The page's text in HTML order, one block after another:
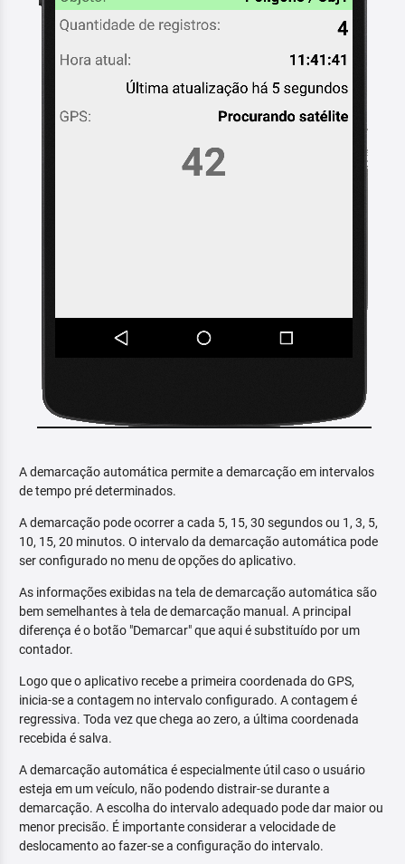
A demarcação automática permite a demarcação em intervalos
de tempo pré determinados.
A demarcação pode ocorrer a cada 5, 15, 30 segundos ou 1, 3, 5,
10, 15, 20 minutos. O intervalo da demarcação automática pode
ser configurado no menu de opções do aplicativo.
As informações exibidas na tela de demarcação automática são
bem semelhantes à tela de demarcação manual. A principal
diferença é o botão "Demarcar" que aqui é substituído por um
contador.
Logo que o aplicativo recebe a primeira coordenada do GPS,
inicia-se a contagem no intervalo configurado. A contagem é
regressiva. Toda vez que chega ao zero, a última coordenada
recebida é salva.
A demarcação automática é especialmente útil caso o usuário
esteja em um veículo, não podendo distrair-se durante a
demarcação. A escolha do intervalo adequado pode dar maior ou
menor precisão. É importante considerar a velocidade de
deslocamento ao fazer-se a configuração do intervalo.